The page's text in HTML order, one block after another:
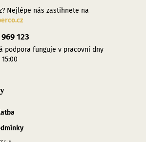
Nejlépe nás zastihnete na
123
podpora funguje v pracovní dny